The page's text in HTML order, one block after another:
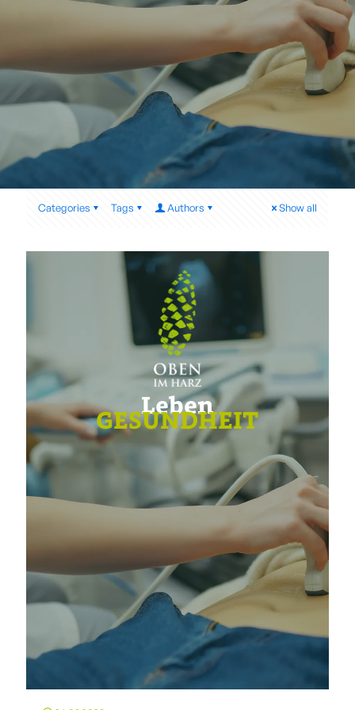
Categories Tags Authors Show all
Leben
GESUNDHEIT